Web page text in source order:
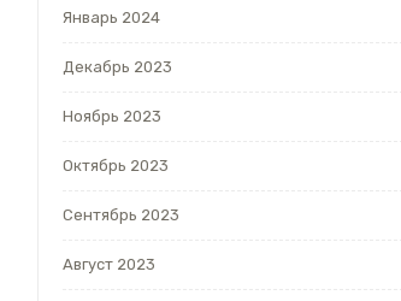
Январь 2024
Декабрь 2023
Ноябрь 2023
Октябрь 2023
Сентябрь 2023
Август 2023